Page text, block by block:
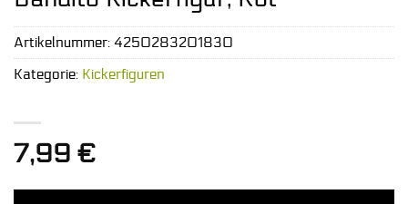
7,99 €
Artikelnummer: 4250283201830
Kategorie: Kickerfiguren